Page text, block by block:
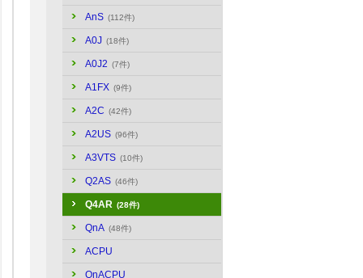
AnS (112件)
A0J (18件)
A0J2 (7件)
A1FX (9件)
A2C (42件)
A2US (96件)
A3VTS (10件)
Q2AS (46件)
Q4AR (28件)
QnA (48件)
ACPU
QnACPU